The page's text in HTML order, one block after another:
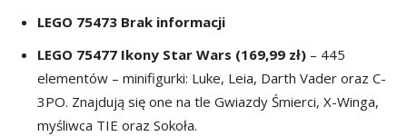
LEGO 75473 Brak informacji
LEGO 75477 Ikony Star Wars (169,99 zł) – 445
elementów – minifigurki: Luke, Leia, Darth Vader oraz C-
3PO. Znajdują się one na tle Gwiazdy Śmierci, X-Winga,
myśliwca TIE oraz Sokoła.